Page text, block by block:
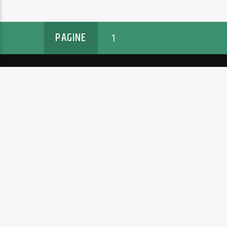
PAGINE 1